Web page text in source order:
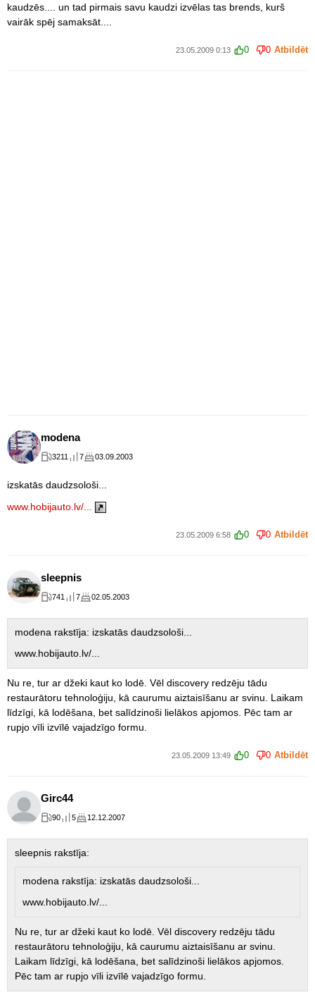
kaudzēs.... un tad pirmais savu kaudzi izvēlas tas brends, kurš
vairāk spēj samaksāt....
23.05.2009 0:13 0 0 Atbildēt
modena
3211 7 03.09.2003
izskatās daudzsološi...
www.hobijauto.lv/...
23.05.2009 6:58 0 0 Atbildēt
sleepnis
741 7 02.05.2003
modena rakstīja: izskatās daudzsološi...
www.hobijauto.lv/...
Nu re, tur ar džeki kaut ko lodē. Vēl discovery redzēju tādu
restaurātoru tehnoloģiju, kā caurumu aiztaisīšanu ar svinu. Laikam
līdzīgi, kā lodēšana, bet salīdzinoši lielākos apjomos. Pēc tam ar
rupjo vīli izvīlē vajadzīgo formu.
23.05.2009 13:49 0 0 Atbildēt
Girc44
90 5 12.12.2007
sleepnis rakstīja:
modena rakstīja: izskatās daudzsološi...
www.hobijauto.lv/...
Nu re, tur ar džeki kaut ko lodē. Vēl discovery redzēju tādu
restaurātoru tehnoloģiju, kā caurumu aiztaisīšanu ar svinu.
Laikam līdzīgi, kā lodēšana, bet salīdzinoši lielākos apjomos.
Pēc tam ar rupjo vīli izvīlē vajadzīgo formu.